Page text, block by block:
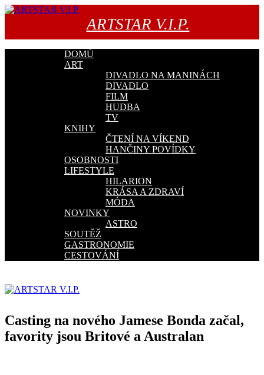
Přejít
webu
ARTSTAR V.I.P.
DOMŮ
ART
DIVADLO NA MANINÁCH
DIVADLO
FILM
HUDBA
TV
KNIHY
ČTENÍ NA VÍKEND
HANČINY POVÍDKY
OSOBNOSTI
LIFESTYLE
HILARION
KRÁSA A ZDRAVÍ
MÓDA
NOVINKY
ASTRO
SOUTĚŽ
GASTRONOMIE
CESTOVÁNÍ
Casting na nového Jamese Bonda začal,
favority jsou Britové a Australan